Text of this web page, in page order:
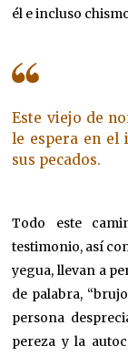
él e incluso
Este viejo de
le espera en el
sus pecados.
Todo este
testimonio, así
yegua, llevan a
de palabra,
persona
pereza y la